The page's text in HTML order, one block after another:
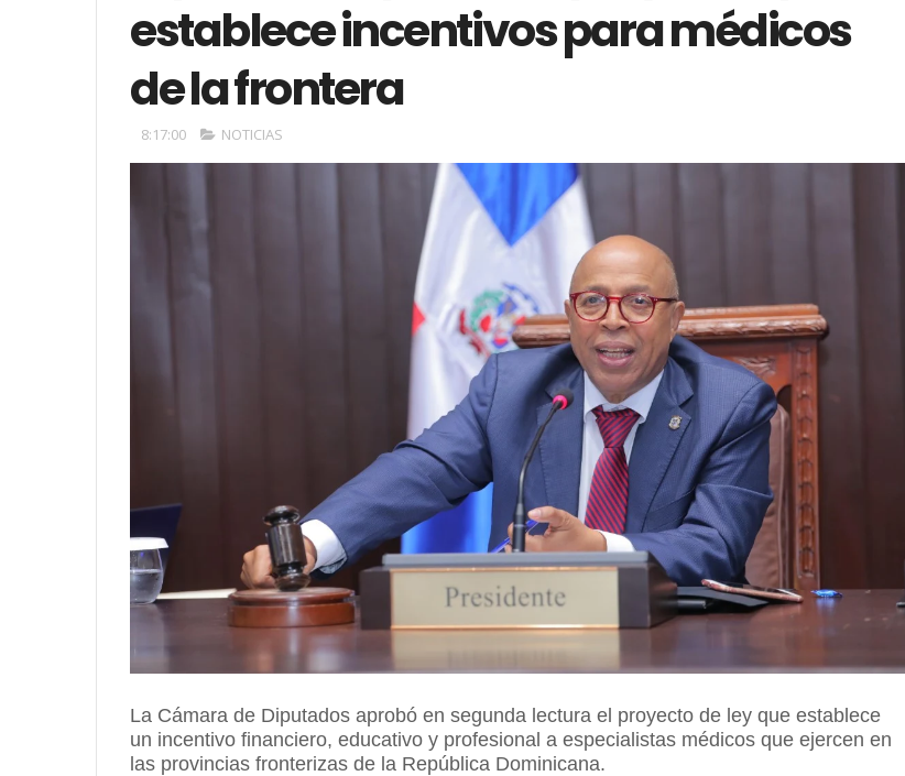
establece incentivos para médicos
de la frontera
8:17:00 NOTICIAS
La Cámara de Diputados aprobó en segunda lectura el proyecto de ley que establece
un incentivo financiero, educativo y profesional a especialistas médicos que ejercen en
las provincias fronterizas de la República Dominicana.